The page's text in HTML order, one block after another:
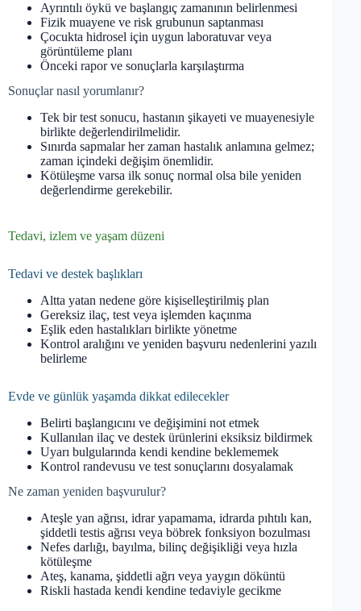
Ayrıntılı öykü ve başlangıç zamanının belirlenmesi
Fizik muayene ve risk grubunun saptanması
Çocukta hidrosel için uygun laboratuvar veya
görüntüleme planı
Önceki rapor ve sonuçlarla karşılaştırma
Sonuçlar nasıl yorumlanır?
Tek bir test sonucu, hastanın şikayeti ve muayenesiyle
birlikte değerlendirilmelidir.
Sınırda sapmalar her zaman hastalık anlamına gelmez;
zaman içindeki değişim önemlidir.
Kötüleşme varsa ilk sonuç normal olsa bile yeniden
değerlendirme gerekebilir.
Tedavi, izlem ve yaşam düzeni
Tedavi ve destek başlıkları
Altta yatan nedene göre kişiselleştirilmiş plan
Gereksiz ilaç, test veya işlemden kaçınma
Eşlik eden hastalıkları birlikte yönetme
Kontrol aralığını ve yeniden başvuru nedenlerini yazılı
belirleme
Evde ve günlük yaşamda dikkat edilecekler
Belirti başlangıcını ve değişimini not etmek
Kullanılan ilaç ve destek ürünlerini eksiksiz bildirmek
Uyarı bulgularında kendi kendine beklememek
Kontrol randevusu ve test sonuçlarını dosyalamak
Ne zaman yeniden başvurulur?
Ateşle yan ağrısı, idrar yapamama, idrarda pıhtılı kan,
şiddetli testis ağrısı veya böbrek fonksiyon bozulması
Nefes darlığı, bayılma, bilinç değişikliği veya hızla
kötüleşme
Ateş, kanama, şiddetli ağrı veya yaygın döküntü
Riskli hastada kendi kendine tedaviyle gecikme